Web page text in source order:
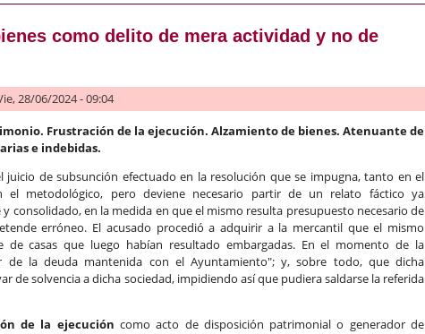
como delito de mera actividad y no de
28/06/2024 - 09:04
Frustración de la ejecución. Alzamiento de bienes. Atenuante de
e indebidas.
juicio de subsunción efectuado en la resolución que se impugna, tanto en el
el metodológico, pero deviene necesario partir de un relato fáctico ya
consolidado, en la medida en que el mismo resulta presupuesto necesario de
erróneo. El acusado procedió a adquirir a la mercantil que el mismo
de casas que luego habían resultado embargadas. En el momento de la
de la deuda mantenida con el Ayuntamiento"; y, sobre todo, que dicha
de solvencia a dicha sociedad, impidiendo así que pudiera saldarse la referida
de la ejecución como acto de disposición patrimonial o generador de